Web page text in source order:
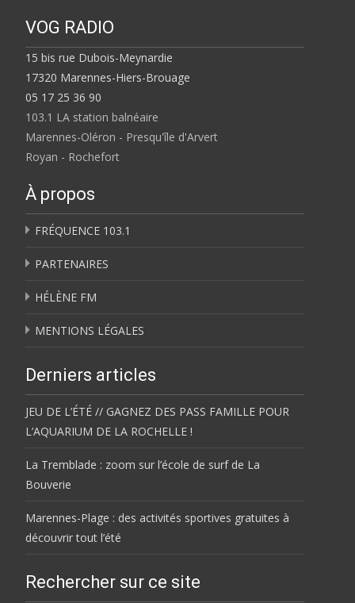
VOG RADIO
15 bis rue Dubois-Meynardie
17320 Marennes-Hiers-Brouage
05 17 25 36 90
103.1 LA station balnéaire
Marennes-Oléron - Presqu'île d'Arvert
Royan - Rochefort
À propos
FRÉQUENCE 103.1
PARTENAIRES
HÉLÈNE FM
MENTIONS LÉGALES
Derniers articles
JEU DE L’ÉTÉ // GAGNEZ DES PASS FAMILLE POUR
L’AQUARIUM DE LA ROCHELLE !
La Tremblade : zoom sur l’école de surf de La
Bouverie
Marennes-Plage : des activités sportives gratuites à
découvrir tout l’été
Rechercher sur ce site